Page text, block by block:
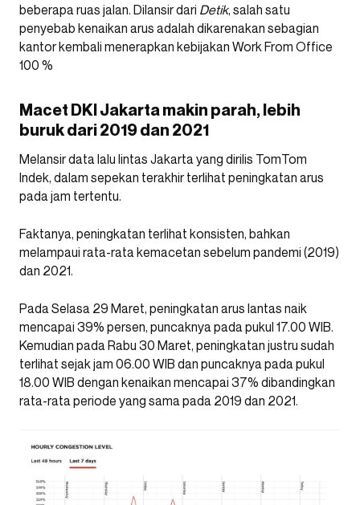
beberapa ruas jalan. Dilansir dari Detik, salah satu
penyebab kenaikan arus adalah dikarenakan sebagian
kantor kembali menerapkan kebijakan Work From Office
100 %
Macet DKI Jakarta makin parah, lebih
buruk dari 2019 dan 2021
Melansir data lalu lintas Jakarta yang dirilis TomTom
Indek, dalam sepekan terakhir terlihat peningkatan arus
pada jam tertentu.
Faktanya, peningkatan terlihat konsisten, bahkan
melampaui rata-rata kemacetan sebelum pandemi (2019)
dan 2021.
Pada Selasa 29 Maret, peningkatan arus lantas naik
mencapai 39% persen, puncaknya pada pukul 17.00 WIB.
Kemudian pada Rabu 30 Maret, peningkatan justru sudah
terlihat sejak jam 06.00 WIB dan puncaknya pada pukul
18.00 WIB dengan kenaikan mencapai 37% dibandingkan
rata-rata periode yang sama pada 2019 dan 2021.